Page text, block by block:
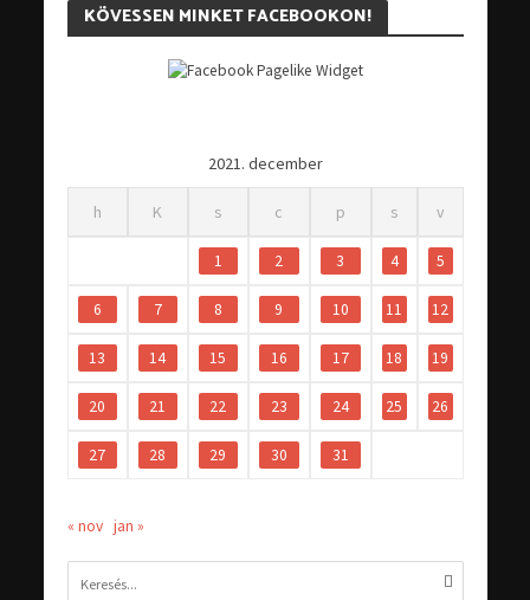
KÖVESSEN MINKET FACEBOOKON!
2021. december
h K s c p s v
1 2 3 4 5
6 7 8 9 10 11 12
13 14 15 16 17 18 19
20 21 22 23 24 25 26
27 28 29 30 31
« nov jan »